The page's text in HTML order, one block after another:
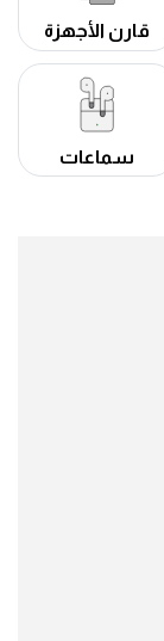
قارن الأجهزة
سماعات